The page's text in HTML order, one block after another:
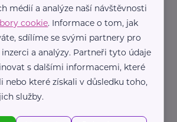
médií a analýze naší návštěvnosti
cookie. Informace o tom, jak
sdílíme se svými partnery pro
a analýzy. Partneři tyto údaje
s dalšími informacemi, které
nebo které získali v důsledku toho,
služby.